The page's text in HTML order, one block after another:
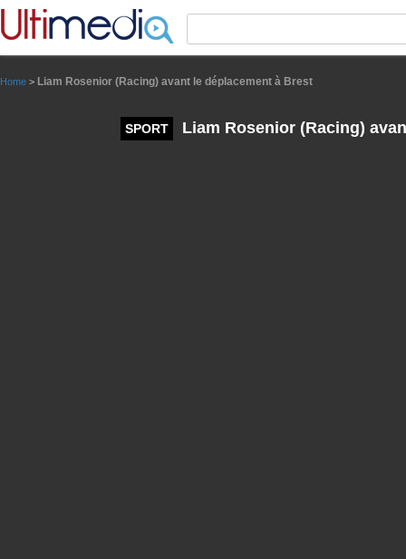
Home > Liam Rosenior (Racing) avant le déplacement à Brest
SPORT Liam Rosenior (Racing)
Panneau de gestion des cookies